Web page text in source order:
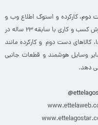
دوم، کارکرده و استوک اطلاع وب و
اطلاع گستر حاصل تفکری آینده نگر جهت گسترش کسب و کاری با سابقه ۲۳ ساله در
کالاهای دست دوم و کارکرده مانند
وسایل هوشمند و قطعات جانبی
دهد.
@